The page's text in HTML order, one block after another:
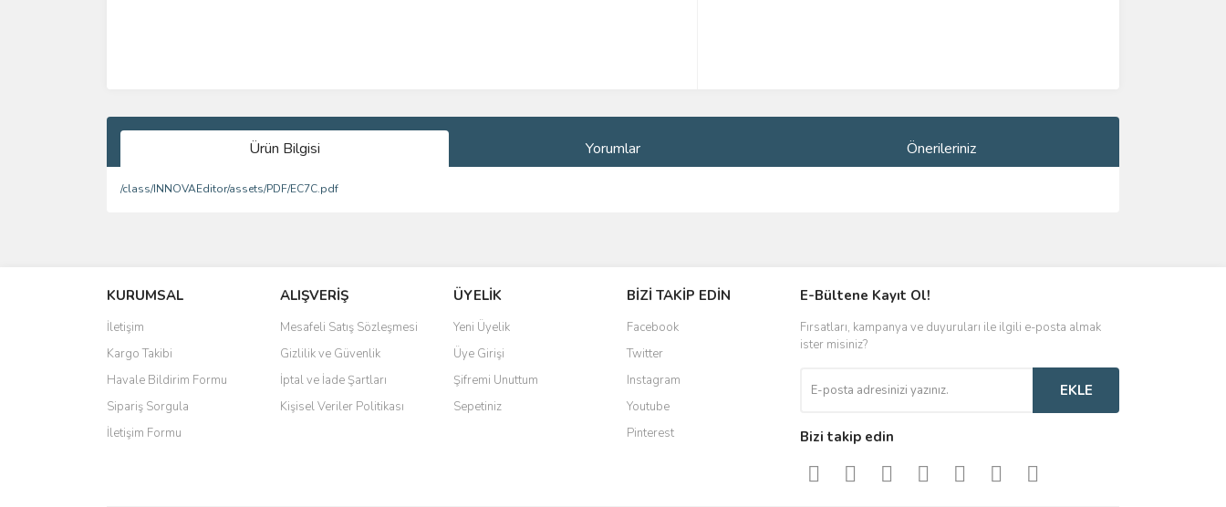
Ürün Bilgisi Yorumlar Önerileriniz
/class/INNOVAEditor/assets/PDF/EC7C.pdf
Ürün resmi kalitesiz, bozuk veya görüntülenemiyor.
Ürün açıklamasında eksik bilgiler bulunuyor.
Ürün bilgilerinde hatalar bulunuyor.
Ürün fiyatı diğer sitelerden daha pahalı.
Bu ürüne benzer farklı alternatifler olmalı.
KURUMSAL
İletişim
Kargo Takibi
Havale Bildirim Formu
Sipariş Sorgula
İletişim Formu
ALIŞVERİŞ
Mesafeli Satış Sözleşmesi
Gizlilik ve Güvenlik
İptal ve İade Şartları
Kişisel Veriler Politikası
ÜYELİK
Yeni Üyelik
Üye Girişi
Şifremi Unuttum
Sepetiniz
BİZİ TAKİP EDİN
Facebook
Twitter
Instagram
Youtube
Pinterest
E-Bültene Kayıt Ol!
Fırsatları, kampanya ve duyuruları ile ilgili e-posta almak
ister misiniz?
EKLE
Bizi takip edin